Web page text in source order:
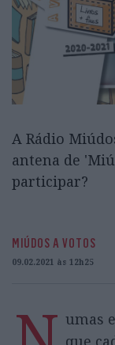
A Rádio
antena de
participar?
MIÚDOS A VOTOS
09.02.2021 às 12h25
umas
que